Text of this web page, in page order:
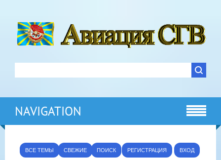
NAVIGATION
ВСЕ ТЕМЫ СВЕЖИЕ ПОИСК РЕГИСТРАЦИЯ ВХОД